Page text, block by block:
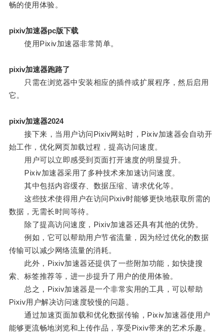
畅的使用体验。
pixiv加速器pc版下载
使用Pixiv加速器非常简单。
pixiv加速器跑路了
只需在浏览器中安装相应的插件或扩展程序，然后启用
它。
pixiv加速器2024
接下来，当用户访问Pixiv网站时，Pixiv加速器会自动开
始工作，优化网页加载过程，提高访问速度。
用户可以立即感受到页面打开速度的明显提升。
Pixiv加速器采用了多种技术来加速访问速度。
其中包括内容缓存、数据压缩、请求优化等。
这些技术使得用户在访问Pixiv时能够更快地获取所需的
数据，无需长时间等待。
除了提高访问速度，Pixiv加速器还具有其他的优势。
例如，它可以帮助用户节省流量，因为经过优化的数据
传输可以减少网络流量的消耗。
此外，Pixiv加速器还提供了一些附加功能，如快捷搜
索、标签推荐等，进一步提升了用户的使用体验。
总之，Pixiv加速器是一个非常实用的工具，可以帮助
Pixiv用户解决访问速度较慢的问题。
通过加速页面加载和优化数据传输，Pixiv加速器使用户
能够更流畅地浏览和上传作品，享受Pixiv带来的艺术乐趣。